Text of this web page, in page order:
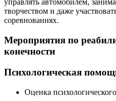
управлять автомобилем,
творчеством и даже
соревнованиях.
Мероприятия по
конечности
Психологическая
Оценка